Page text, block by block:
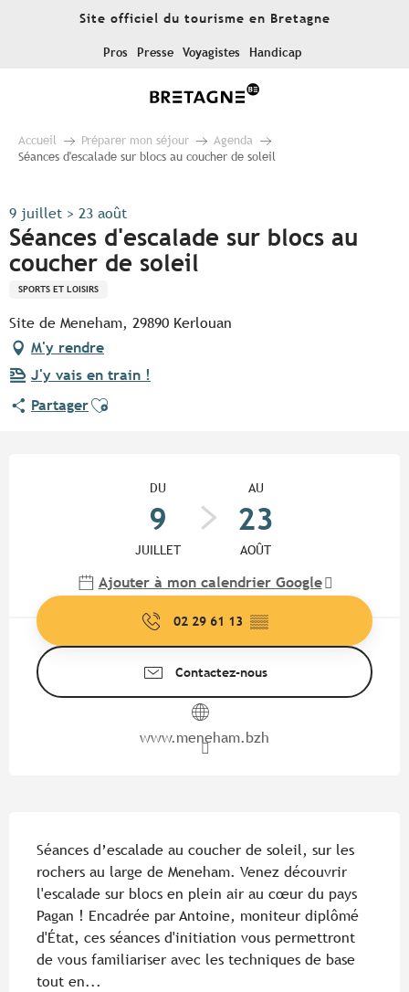
Site officiel du tourisme en Bretagne
Pros Presse Voyagistes Handicap
Accueil Préparer mon séjour
Agenda
Séances d'escalade sur blocs au coucher de soleil
9 juillet > 23 août
Séances d'escalade sur blocs au
coucher de soleil
SPORTS ET LOISIRS
Site de Meneham, 29890 Kerlouan
M'y rendre
J'y vais en train !
PartagerAjouter aux favoris
DU
9
JUILLET
AU
23
AOÛT
Ajouter à mon calendrier Google
02 29 61 13 ▒▒
Contactez-nous
www.meneham.bzh
Séances d’escalade au coucher de soleil, sur les
rochers au large de Meneham. Venez découvrir
l'escalade sur blocs en plein air au cœur du pays
Pagan ! Encadrée par Antoine, moniteur diplômé
d'État, ces séances d'initiation vous permettront
de vous familiariser avec les techniques de base
tout en...